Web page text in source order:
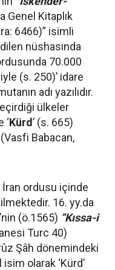
Genel Kitaplık
6466)” isimli
nüshasında
70.000
(s. 250)’ idare
adı yazılıdır.
ülkeler
‘Kürd’ (s. 665)
(Vasfi Babacan,
İran ordusu içinde
16. yy.da
(ö.1565) “Kıssa-i
Turc 40)
Şâh dönemindeki
olarak ‘Kürd’